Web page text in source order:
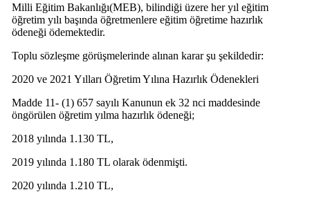
Milli Eğitim Bakanlığı(MEB), bilindiği üzere her yıl eğitim
öğretim yılı başında öğretmenlere eğitim öğretime hazırlık
ödeneği ödemektedir.
Toplu sözleşme görüşmelerinde alınan karar şu şekildedir:
2020 ve 2021 Yılları Öğretim Yılına Hazırlık Ödenekleri
Madde 11- (1) 657 sayılı Kanunun ek 32 nci maddesinde
öngörülen öğretim yılma hazırlık ödeneği;
2018 yılında 1.130 TL,
2019 yılında 1.180 TL olarak ödenmişti.
2020 yılında 1.210 TL,